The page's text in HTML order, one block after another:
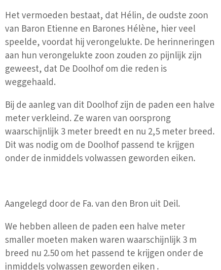
Het vermoeden bestaat, dat Hélin, de oudste zoon
van Baron Etienne en Barones Hélène, hier veel
speelde, voordat hij verongelukte. De herinneringen
aan hun verongelukte zoon zouden zo pijnlijk zijn
geweest, dat De Doolhof om die reden is
weggehaald.
Bij de aanleg van dit Doolhof zijn de paden een halve
meter verkleind. Ze waren van oorsprong
waarschijnlijk 3 meter breedt en nu 2,5 meter breed.
Dit was nodig om de Doolhof passend te krijgen
onder de inmiddels volwassen geworden eiken.
Aangelegd door de Fa. van den Bron uit Deil.
We hebben alleen de paden een halve meter
smaller moeten maken waren waarschijnlijk 3 m
breed nu 2.50 om het passend te krijgen onder de
inmiddels volwassen geworden eiken .